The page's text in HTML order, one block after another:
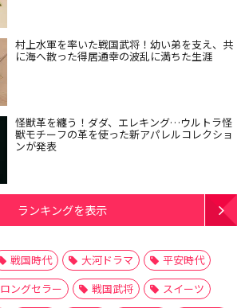
村上水軍を率いた戦国武将！幼い弟を支え、共
に海へ散った得居通幸の波乱に満ちた生涯
怪獣革を纏う！ダダ、エレキング…ウルトラ怪
獣モチーフの革を使った新アパレルコレクショ
ンが発表
ランキングを表示
戦国時代 大河ドラマ
平安時代
ロングセラー 戦国武将
スイーツ